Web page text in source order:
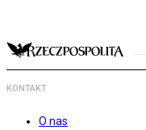
KONTAKT
O nas